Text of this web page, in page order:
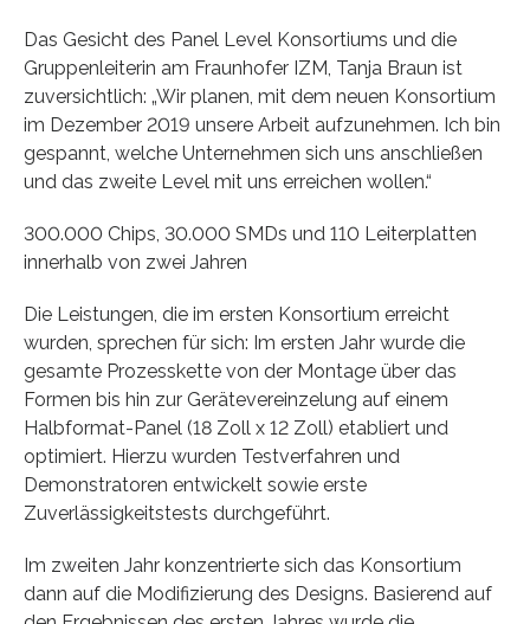
Das Gesicht des Panel Level Konsortiums und die
Gruppenleiterin am Fraunhofer IZM, Tanja Braun ist
zuversichtlich: „Wir planen, mit dem neuen Konsortium
im Dezember 2019 unsere Arbeit aufzunehmen. Ich bin
gespannt, welche Unternehmen sich uns anschließen
und das zweite Level mit uns erreichen wollen.“
300.000 Chips, 30.000 SMDs und 110 Leiterplatten
innerhalb von zwei Jahren
Die Leistungen, die im ersten Konsortium erreicht
wurden, sprechen für sich: Im ersten Jahr wurde die
gesamte Prozesskette von der Montage über das
Formen bis hin zur Gerätevereinzelung auf einem
Halbformat-Panel (18 Zoll x 12 Zoll) etabliert und
optimiert. Hierzu wurden Testverfahren und
Demonstratoren entwickelt sowie erste
Zuverlässigkeitstests durchgeführt.
Im zweiten Jahr konzentrierte sich das Konsortium
dann auf die Modifizierung des Designs. Basierend auf